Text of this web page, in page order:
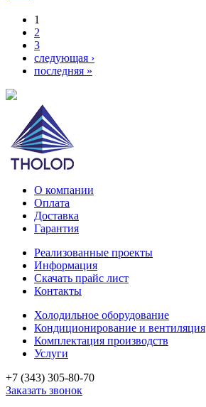
Страницы
1
2
3
следующая ›
последняя »
О компании
Оплата
Доставка
Гарантия
Реализованные проекты
Информация
Скачать прайс лист
Контакты
Холодильное оборудование
Кондиционирование и вентиляция
Комплектация производств
Услуги
+7 (343) 305-80-70
Заказать звонок